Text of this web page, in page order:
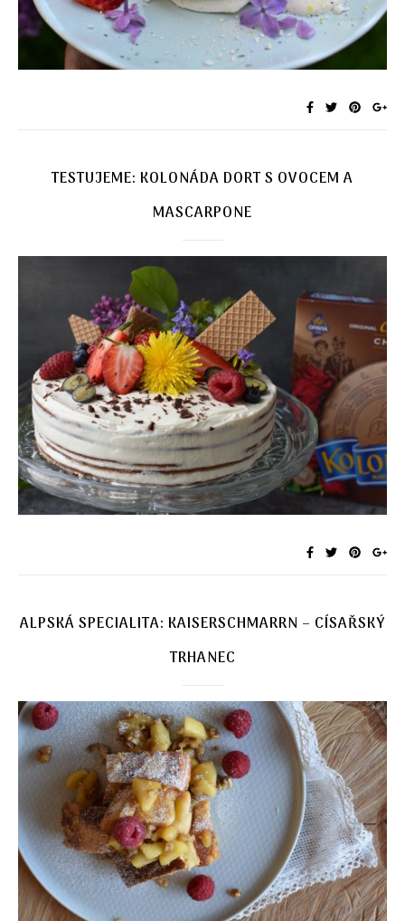
TESTUJEME: KOLONÁDA DORT S OVOCEM A
MASCARPONE
ALPSKÁ SPECIALITA: KAISERSCHMARRN – CÍSAŘSKÝ
TRHANEC